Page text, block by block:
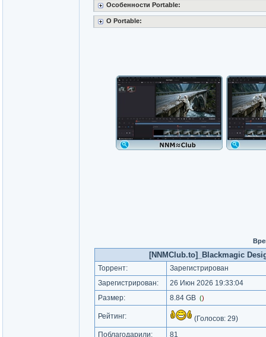
Особенности Portable:
О Portable:
[NNMClub.to]_Blackmagic
Торрент:
Зарегистрирован
Зарегистрирован:
26 Июн 2026 19:33:04
Размер:
8.84 GB ()
Рейтинг: (Голосов: 29)
Поблагодарили:
81